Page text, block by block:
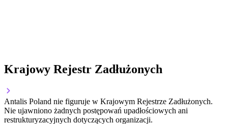
Krajowy Rejestr Zadłużonych
Antalis Poland nie figuruje w Krajowym Rejestrze Zadłużonych.
Nie ujawniono żadnych postępowań upadłościowych ani
restrukturyzacyjnych dotyczących organizacji.